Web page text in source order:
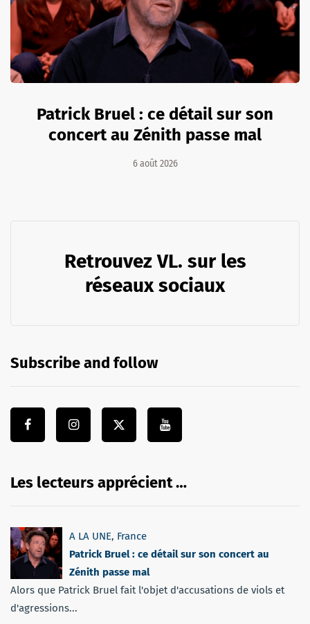
Patrick Bruel : ce détail sur son
concert au Zénith passe mal
6 août 2026
Retrouvez VL. sur les
réseaux sociaux
Subscribe and follow
Les lecteurs apprécient …
A LA UNE, France
Patrick Bruel : ce détail sur son concert au
Zénith passe mal
Alors que Patrick Bruel fait l'objet d'accusations de viols et
d'agressions...